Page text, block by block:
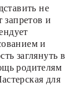
не
запретов и
и
заглянуть в
родителям
для